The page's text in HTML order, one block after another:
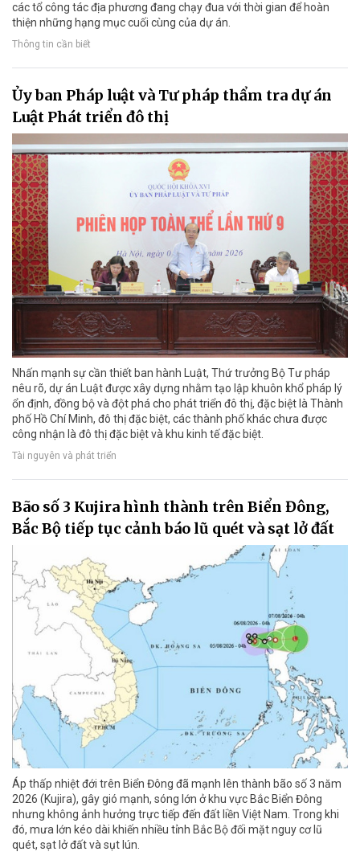
các tổ công tác địa phương đang chạy đua với thời gian để hoàn
thiện những hạng mục cuối cùng của dự án.
Thông tin cần biết
Ủy ban Pháp luật và Tư pháp thẩm tra dự án
Luật Phát triển đô thị
Nhấn mạnh sự cần thiết ban hành Luật, Thứ trưởng Bộ Tư pháp
nêu rõ, dự án Luật được xây dựng nhằm tạo lập khuôn khổ pháp lý
ổn định, đồng bộ và đột phá cho phát triển đô thị, đặc biệt là Thành
phố Hồ Chí Minh, đô thị đặc biệt, các thành phố khác chưa được
công nhận là đô thị đặc biệt và khu kinh tế đặc biệt.
Tài nguyên và phát triển
Bão số 3 Kujira hình thành trên Biển Đông,
Bắc Bộ tiếp tục cảnh báo lũ quét và sạt lở đất
Áp thấp nhiệt đới trên Biển Đông đã mạnh lên thành bão số 3 năm
2026 (Kujira), gây gió mạnh, sóng lớn ở khu vực Bắc Biển Đông
nhưng không ảnh hưởng trực tiếp đến đất liền Việt Nam. Trong khi
đó, mưa lớn kéo dài khiến nhiều tỉnh Bắc Bộ đối mặt nguy cơ lũ
quét, sạt lở đất và sụt lún.